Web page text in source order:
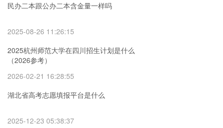
民办二本跟公办二本含金量一样吗
2025-08-26 11:26:15
2025杭州师范大学在四川招生计划是什么
（2026参考）
2026-02-21 16:28:55
湖北省高考志愿填报平台是什么
2025-12-23 05:38:37